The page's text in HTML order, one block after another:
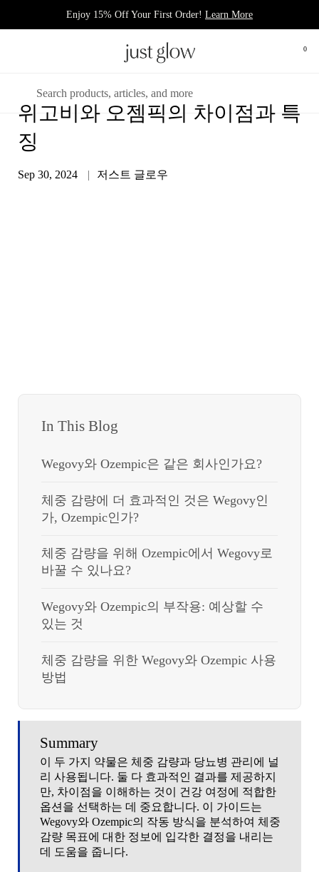
Enjoy 15% Off Your First Order! Learn More
장
0
검색하기
위고비와 오젬픽의 차이점과 특
징
Sep 30, 2024 저스트 글로우
In This Blog
Wegovy와 Ozempic은 같은 회사인가요?
체중 감량에 더 효과적인 것은 Wegovy인
가, Ozempic인가?
체중 감량을 위해 Ozempic에서 Wegovy로
바꿀 수 있나요?
Wegovy와 Ozempic의 부작용: 예상할 수
있는 것
체중 감량을 위한 Wegovy와 Ozempic 사용
방법
Summary
이 두 가지 약물은 체중 감량과 당뇨병 관리에 널
리 사용됩니다. 둘 다 효과적인 결과를 제공하지
만, 차이점을 이해하는 것이 건강 여정에 적합한
옵션을 선택하는 데 중요합니다. 이 가이드는
Wegovy와 Ozempic의 작동 방식을 분석하여 체중
감량 목표에 대한 정보에 입각한 결정을 내리는
데 도움을 줍니다.